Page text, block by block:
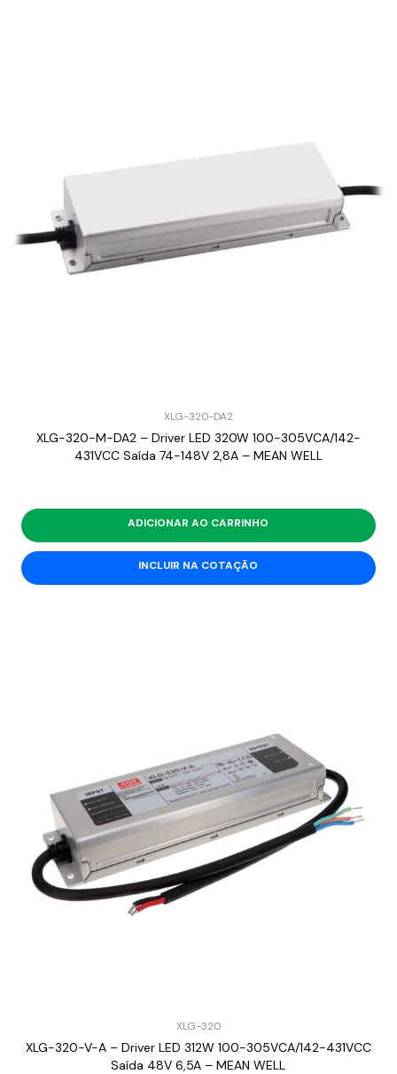
XLG-320-DA2
XLG-320-M-DA2 – Driver LED 320W 100-305VCA/142-
431VCC Saída 74-148V 2,8A – MEAN WELL
ADICIONAR AO CARRINHO
INCLUIR NA COTAÇÃO
XLG-320
XLG-320-V-A – Driver LED 312W 100-305VCA/142-431VCC
Saída 48V 6,5A – MEAN WELL